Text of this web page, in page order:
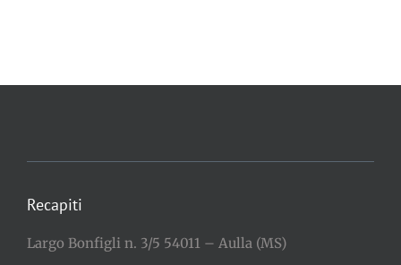
Recapiti
Largo Bonfigli n. 3/5 54011 – Aulla (MS)